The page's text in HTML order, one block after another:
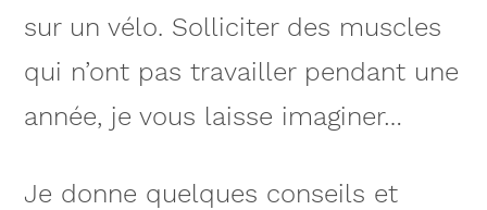
sur un vélo. Solliciter des muscles
qui n’ont pas travailler pendant une
année, je vous laisse imaginer…
Je donne quelques conseils et